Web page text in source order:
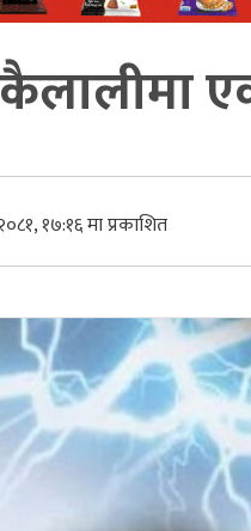
१७:१६ मा प्रकाशित